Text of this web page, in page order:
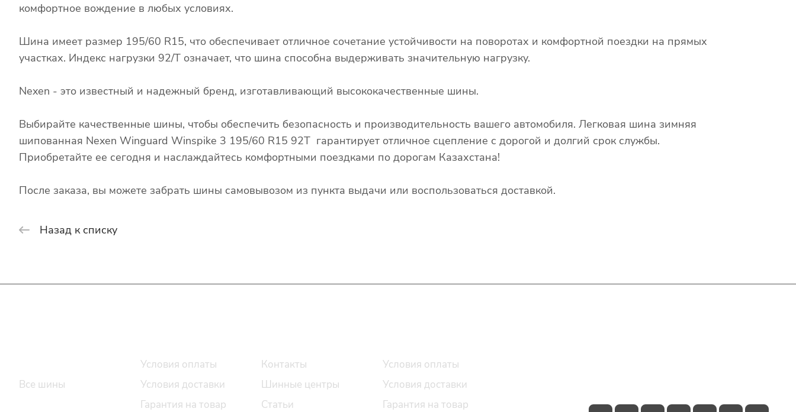
комфортное вождение в любых условиях.
Шина имеет размер 195/60 R15, что обеспечивает отличное сочетание устойчивости на поворотах и комфортной поездки на прямых
участках. Индекс нагрузки 92/T означает, что шина способна выдерживать значительную нагрузку.
Nexen - это известный и надежный бренд, изготавливающий высококачественные шины.
Выбирайте качественные шины, чтобы обеспечить безопасность и производительность вашего автомобиля. Легковая шина зимняя
шипованная Nexen Winguard Winspike 3 195/60 R15 92T гарантирует отличное сцепление с дорогой и долгий срок службы.
Приобретайте ее сегодня и наслаждайтесь комфортными поездками по дорогам Казахстана!
После заказа, вы можете забрать шины самовывозом из пункта выдачи или воспользоваться доставкой.
Назад к списку
Все шины
Условия оплаты
Условия доставки
Гарантия на товар
Контакты
Шинные центры
Статьи
Условия оплаты
Условия доставки
Гарантия на товар